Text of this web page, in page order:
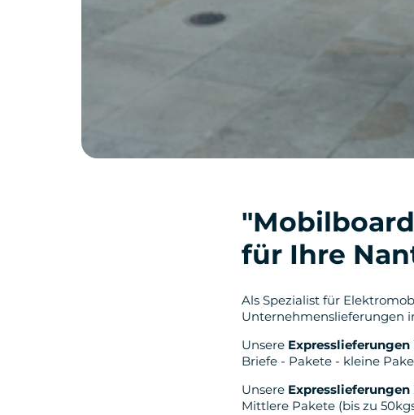
für Ihre
Als Spezialist für
Unternehmenslieferungen
Unsere Expresslieferungen
Briefe - Pakete - kleine
Unsere Expresslieferungen
Mittlere Pakete (bis zu